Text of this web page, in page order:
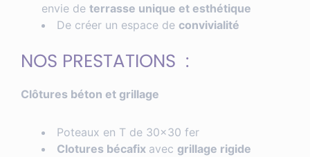
envie de terrasse unique et esthétique
De créer un espace de convivialité
NOS PRESTATIONS :
Clôtures béton et grillage
Poteaux en T de 30×30 fer
Clotures bécafix avec grillage rigide